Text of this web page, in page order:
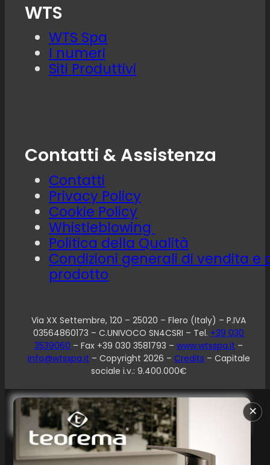
WTS
WTS Spa
I numeri
Siti Produttivi
Contatti & Assistenza
Contatti
Privacy Policy
Cookie Policy
Whistleblowing
Politica della Qualità
Condizioni generali di vendita e
prodotto
Via XX Settembre, 120 – 25020 – Flero (Italy) – P.IVA
03564860173 – C.UNIVOCO SN4CSRI – Tel. +39 030
3539060 – Fax +39 030 3581793 –www.wtsspa.it –
info@wtsspa.it – Copyright 2026 – Credits – Capitale
sociale i.v.: 9.400.000€
×
Informativa sulla raccolta
Le tue preferenze relative alla privacy